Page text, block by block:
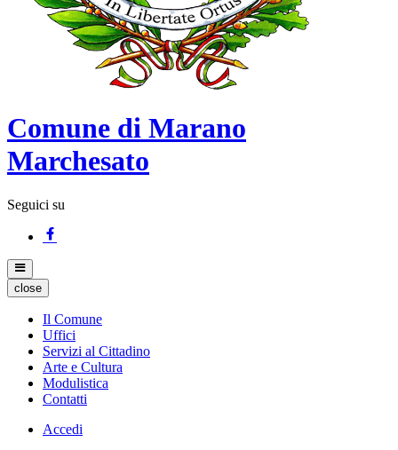
Comune di Marano
Marchesato
Seguici su
close
Il Comune
Uffici
Servizi al Cittadino
Arte e Cultura
Modulistica
Contatti
Accedi